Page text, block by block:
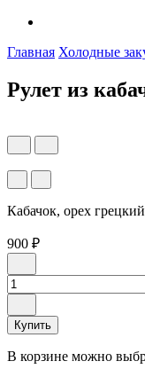
Главная Холодные
Рулет из
Кабачок, орех
900 ₽
Купить
В корзине можно